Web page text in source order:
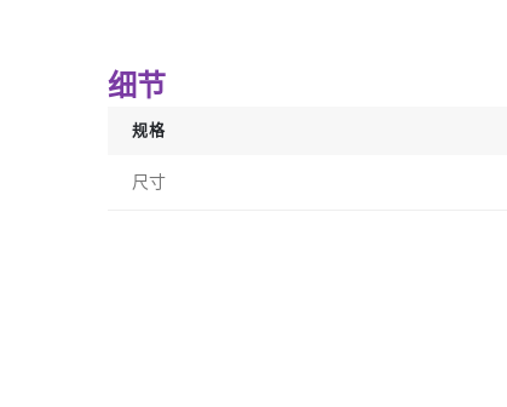
细节
规格
尺寸